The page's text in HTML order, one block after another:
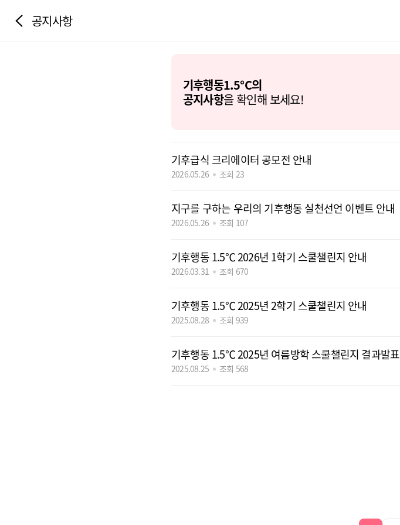
공지사항
기후행동1.5°C의
공지사항을 확인해 보세요!
기후급식 크리에이터 공모전 안내
2026.05.26 조회 23
지구를 구하는 우리의 기후행동 실천선언 이벤트 안내
2026.05.26 조회 107
기후행동 1.5℃ 2026년 1학기 스쿨챌린지 안내
2026.03.31 조회 670
기후행동 1.5℃ 2025년 2학기 스쿨챌린지 안내
2025.08.28 조회 939
기후행동 1.5℃ 2025년 여름방학 스쿨챌린지 결과발표
2025.08.25 조회 568